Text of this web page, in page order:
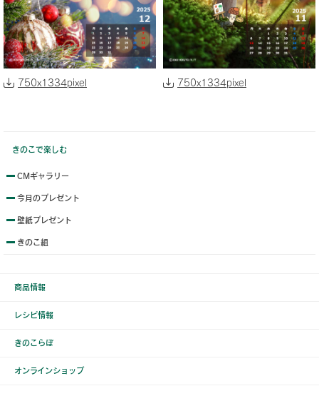
750x1334pixel 750x1334pixel
きのこで楽しむ
CMギャラリー
今月のプレゼント
壁紙プレゼント
きのこ組
商品情報
レシピ情報
きのこらぼ
オンラインショップ